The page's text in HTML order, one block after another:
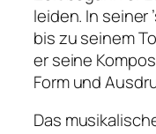
leiden. In seiner
bis zu seinem
er seine
Form und
Das